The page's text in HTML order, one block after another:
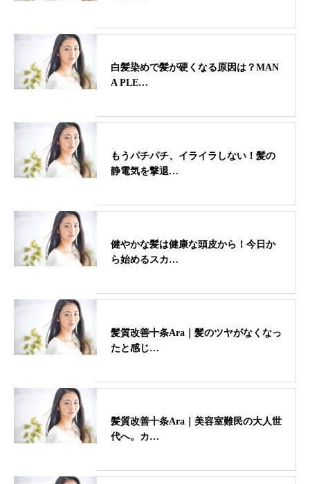
白髪染めで髪が硬くなる原因は？MAN
A PLE…
もうパチパチ、イライラしない！髪の
静電気を撃退…
健やかな髪は健康な頭皮から！今日か
ら始めるスカ…
髪質改善十条Ara｜髪のツヤがなくなっ
たと感じ…
髪質改善十条Ara｜美容室難民の大人世
代へ。カ…